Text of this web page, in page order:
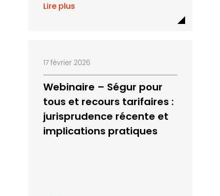
Lire plus
17 février 2026
Webinaire – Ségur pour
tous et recours tarifaires :
jurisprudence récente et
implications pratiques